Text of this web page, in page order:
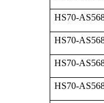
HS70-
HS70-
HS70-
HS70-